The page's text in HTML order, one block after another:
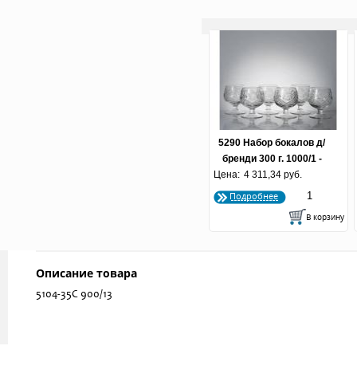
5290 Набор бокалов д/
бренди 300 г. 1000/1 -
алм. мельницы ХР (по 3
шт.)
Цена: 4 311,34 руб.
Подробнее
Описание товара
5104-35С 900/13